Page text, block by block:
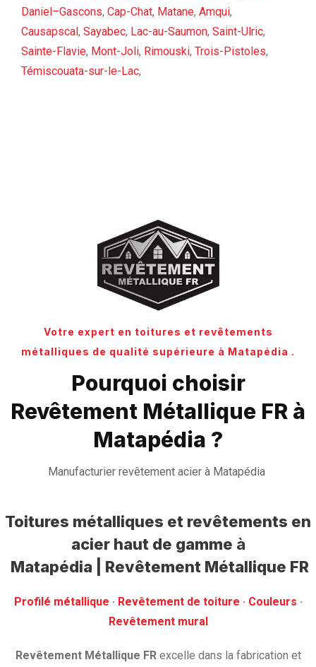
Daniel–Gascons, Cap-Chat, Matane, Amqui,
Causapscal , Sayabec, Lac-au-Saumon, Saint-Ulric,
Sainte-Flavie, Mont-Joli, Rimouski, Trois-Pistoles,
Témiscouata-sur-le-Lac,
Votre expert en toitures et revêtements
métalliques de qualité supérieure à Matapédia .
Pourquoi choisir
Revêtement Métallique FR à
Matapédia ?
Manufacturier revêtement acier à Matapédia
Toitures métalliques et revêtements en
acier haut de gamme à
Matapédia | Revêtement Métallique FR
Profilé métallique · ‎ Revêtement de toiture · ‎ Couleurs ·
‎Revêtement mural
Revêtement Métallique FRexcelle dans la fabrication et